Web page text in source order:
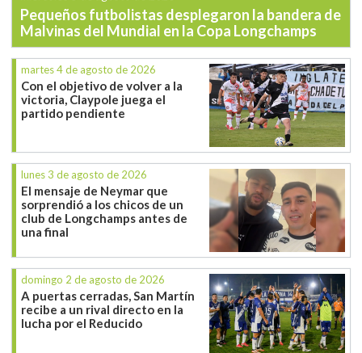
Pequeños futbolistas desplegaron la bandera de
Malvinas del Mundial en la Copa Longchamps
martes 4 de agosto de 2026
Con el objetivo de volver a la
victoria, Claypole juega el
partido pendiente
lunes 3 de agosto de 2026
El mensaje de Neymar que
sorprendió a los chicos de un
club de Longchamps antes de
una final
domingo 2 de agosto de 2026
A puertas cerradas, San Martín
recibe a un rival directo en la
lucha por el Reducido